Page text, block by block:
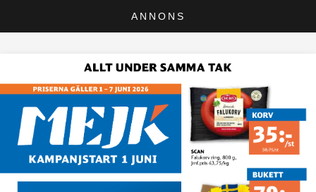
ANNONS